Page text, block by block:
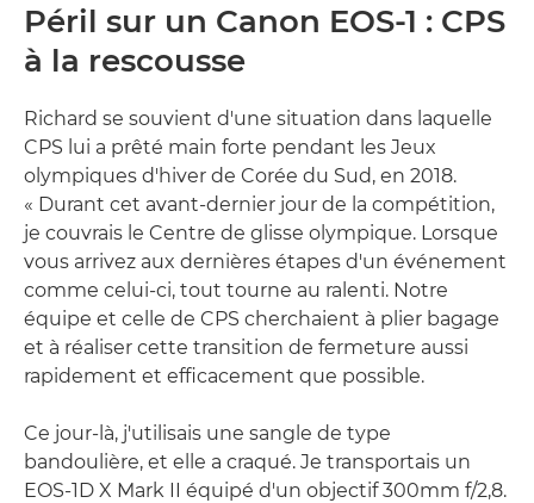
Péril sur un Canon EOS-1 : CPS
à la rescousse
Richard se souvient d'une situation dans laquelle
CPS lui a prêté main forte pendant les Jeux
olympiques d'hiver de Corée du Sud, en 2018.
« Durant cet avant-dernier jour de la compétition,
je couvrais le Centre de glisse olympique. Lorsque
vous arrivez aux dernières étapes d'un événement
comme celui-ci, tout tourne au ralenti. Notre
équipe et celle de CPS cherchaient à plier bagage
et à réaliser cette transition de fermeture aussi
rapidement et efficacement que possible.
Ce jour-là, j'utilisais une sangle de type
bandoulière, et elle a craqué. Je transportais un
EOS-1D X Mark II équipé d'un objectif 300mm f/2,8.